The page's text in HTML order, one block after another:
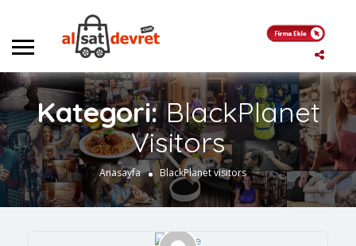
Kategori:BlackPlanet
Visitors
Anasayfa BlackPlanet visitors